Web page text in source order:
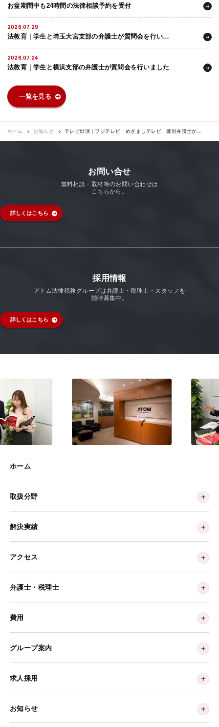
お盆期間中も24時間の法律相談予約を受付
2026.07.29
法教育｜学生と埼玉大宮支部の弁護士が質問会を行いま
2026.07.24
法教育｜学生と横浜支部の弁護士が質問会を行いました
一覧を見る
ホーム お知らせ
テレビ出演｜フジテレビ「めざましテレビ」藤垣弁護士が横
お問い合せ
無料相談・取材等のお問い合わせは
こちらから。
詳しくはこちら
採用情報
アトム法律税務グループは弁護士・税理士・スタッフを
随時募集中。
詳しくはこちら
ホーム
取扱分野
解決実績
アクセス
弁護士・税理士
費用
グループ案内
求人採用
お知らせ
特設サイト
相談先情報サイト
プライバシーポリシー
TikTok受賞 定義集 動画集